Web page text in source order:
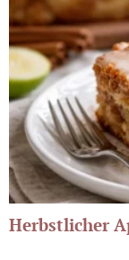
Herbstlicher